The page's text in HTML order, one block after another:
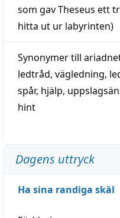
som gav Theseus ett
hitta ut ur labyrinten)
Synonymer till
ledtråd, vägledning,
spår, hjälp,
hint
Dagens uttryck
Ha sina randiga skäl